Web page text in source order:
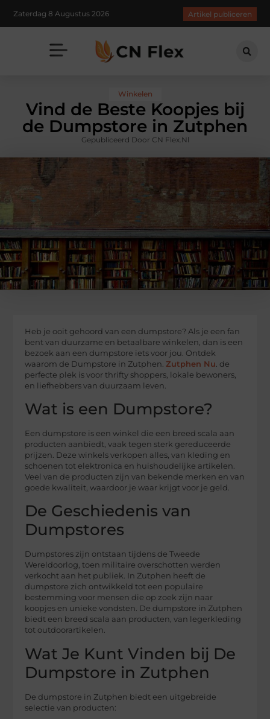
Zaterdag 8 Augustus 2026 Artikel publiceren
Winkelen
Vind de Beste Koopjes bij
de Dumpstore in Zutphen
Gepubliceerd Door CN Flex.nl
Heb je ooit gehoord van een dumpstore? Als je een fan
bent van duurzame en betaalbare winkelen, dan is een
bezoek aan een dumpstore iets voor jou. Ontdek
waarom de Dumpstore in Zutphen. Zutphen Nu . de
perfecte plek is voor thrifty shoppers, lokale bewoners,
en liefhebbers van duurzaam leven.
Wat is een Dumpstore?
Een dumpstore is een winkel die een breed scala aan
producten aanbiedt, vaak tegen sterk gereduceerde
prijzen. Deze winkels verkopen alles, van kleding en
schoenen tot elektronica en huishoudelijke artikelen.
Veel van de producten zijn van bekende merken en van
goede kwaliteit, waardoor je waar krijgt voor je geld.
De Geschiedenis van
Dumpstores
Dumpstores zijn ontstaan tijdens de Tweede
Wereldoorlog, toen militaire overschotten werden
verkocht aan het publiek. In Zutphen heeft de
dumpstore zich ontwikkeld tot een populaire
bestemming voor mensen die op zoek zijn naar
koopjes en unieke vondsten. De dumpstore in Zutphen
biedt een breed scala aan producten, van legerkleding
tot outdoorartikelen.
Wat Je Kunt Vinden bij De
Dumpstore in Zutphen
De dumpstore in Zutphen biedt een uitgebreide
selectie van producten: